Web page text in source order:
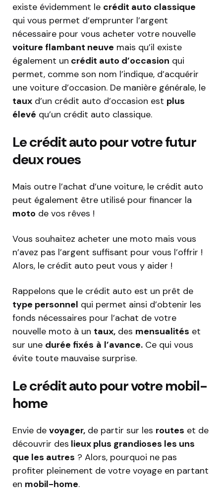
existe évidemment le crédit auto classique
qui vous permet d’emprunter l’argent
nécessaire pour vous acheter votre nouvelle
voiture flambant neuve mais qu’il existe
également un crédit auto d’occasion qui
permet, comme son nom l’indique, d’acquérir
une voiture d’occasion. De manière générale, le
taux d’un crédit auto d’occasion est plus
élevé qu’un crédit auto classique.
Le crédit auto pour votre futur
deux roues
Mais outre l’achat d’une voiture, le crédit auto
peut également être utilisé pour financer la
moto de vos rêves !
Vous souhaitez acheter une moto mais vous
n’avez pas l’argent suffisant pour vous l’offrir !
Alors, le crédit auto peut vous y aider !
Rappelons que le crédit auto est un prêt de
type personnel qui permet ainsi d’obtenir les
fonds nécessaires pour l’achat de votre
nouvelle moto à un taux, des mensualités et
sur une durée fixés à l’avance. Ce qui vous
évite toute mauvaise surprise.
Le crédit auto pour votre mobil-
home
Envie de voyager, de partir sur les routes et de
découvrir des lieux plus grandioses les uns
que les autres ? Alors, pourquoi ne pas
profiter pleinement de votre voyage en partant
en mobil-home.